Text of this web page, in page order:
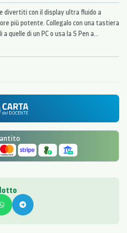
divertiti con il display ultra fluido a
più potente. Collegalo con una tastiera
quelle di un PC o usa la S Pen a
come non hai mai fatto. Un'esperienza
il tuo modo di lavorare e passare il